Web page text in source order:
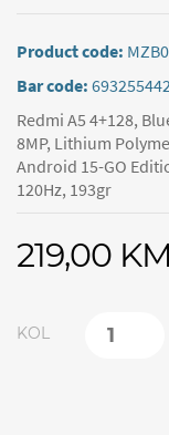
Product code:
Bar code:
Redmi A5 4+128,
8MP, Lithium
Android 15-GO
120Hz, 193gr
219,00 KM
KOL